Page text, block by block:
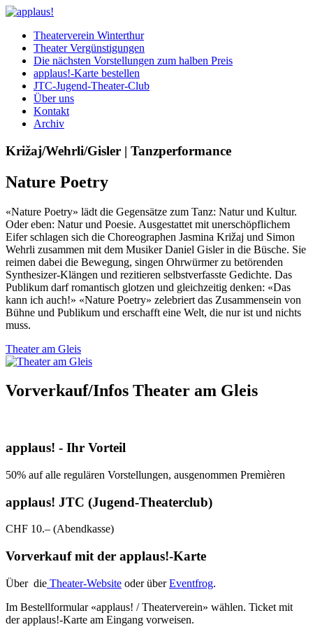
Theaterverein Winterthur
Theater Vergünstigungen
Die nächsten Vorstellungen zum halben Preis
applaus!-Karte bestellen
JTC-Jugend-Theater-Club
Über uns
Kontakt
Archiv
Križaj/Wehrli/Gisler | Tanzperformance
Nature Poetry
«Nature Poetry» lädt die Gegensätze zum Tanz: Natur und Kultur.
Oder eben: Natur und Poesie. Ausgestattet mit unerschöpflichem
Eifer schlagen sich die Choreographen Jasmina Križaj und Simon
Wehrli zusammen mit dem Musiker Daniel Gisler in die Büsche. Sie
reimen dabei die Bewegung, singen Ohrwürmer zu betörenden
Synthesizer-Klängen und rezitieren selbstverfasste Gedichte. Das
Publikum darf romantisch glotzen und gleichzeitig denken: «Das
kann ich auch!» «Nature Poetry» zelebriert das Zusammensein von
Bühne und Publikum und erschafft eine Welt, die nur ist und nichts
muss.
Theater am Gleis
Vorverkauf/Infos Theater am Gleis
applaus! - Ihr Vorteil
50% auf alle regulären Vorstellungen, ausgenommen Premièren
applaus! JTC (Jugend-Theaterclub)
CHF 10.– (Abendkasse)
Vorverkauf mit der applaus!-Karte
Über die Theater-Website oder überEventfrog.
Im Bestellformular «applaus! / Theaterverein» wählen. Ticket mit
der applaus!-Karte am Eingang vorweisen.